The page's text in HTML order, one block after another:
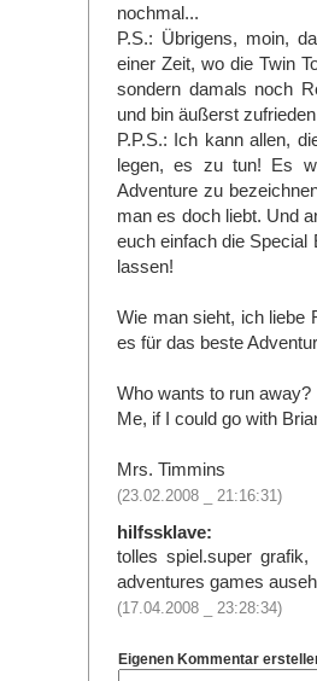
nochmal...
P.S.: Übrigens, moin,
einer Zeit, wo die Twin
sondern damals noch
und bin äußerst
P.P.S.: Ich kann allen,
legen, es zu tun! Es
Adventure zu
man es doch liebt. Und
euch einfach die Special
lassen!
Wie man sieht, ich liebe
es für das beste
Who wants to run away?
Me, if I could go with
Mrs. Timmins
(23.02.2008 _ 21:16:31)
hilfssklave:
tolles spiel.super
adventures games
(17.04.2008 _ 23:28:34)
Eigenen Kommentar